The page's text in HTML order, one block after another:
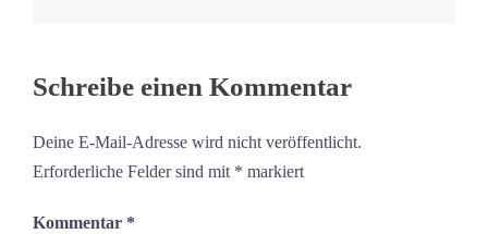
Schreibe einen Kommentar
Deine E-Mail-Adresse wird nicht veröffentlicht.
Erforderliche Felder sind mit * markiert
Kommentar *